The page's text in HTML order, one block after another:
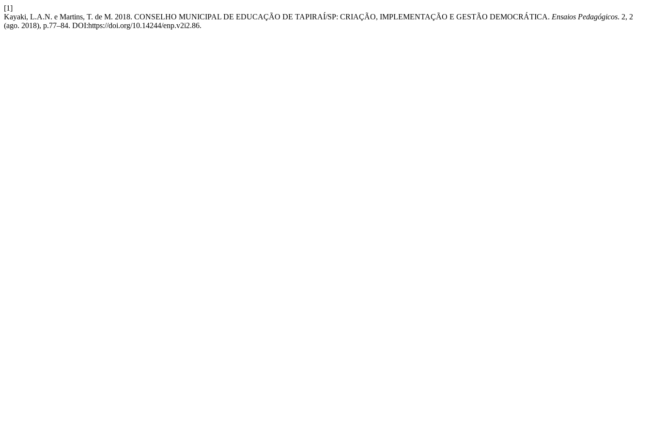
[1]
Kayaki, L.A.N. e Martins, T. de M. 2018. CONSELHO MUNICIPAL DE EDUCAÇÃO DE TAPIRAÍ/SP: CRIAÇÃO, IMPLEMENTAÇÃO E GESTÃO DEMOCRÁTICA. Ensaios Pedagógicos. 2, 2
(ago. 2018), p.77–84. DOI:https://doi.org/10.14244/enp.v2i2.86.